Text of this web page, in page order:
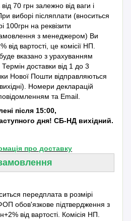
70 грн залежно від ваги і
виборі післяплати (вноситься
100грн на реквізити
з менеджером) Ви
від вартості, це комісії НП.
вказано з урахуванням
доставки від 1 до 3
Нової Пошти відправляються
Номери декларацій
та Emаil.
після 15:00,
дня! СБ-НД вихідний.
про доставку
передплата в розмірі
обов'язкове підтвердження з
від вартості. Комісія НП.